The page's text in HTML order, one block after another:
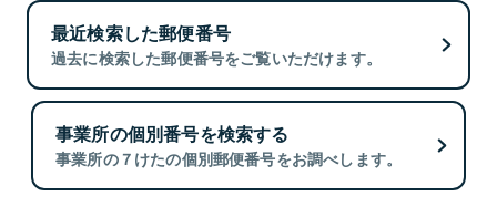
最近検索した郵便番号
過去に検索した郵便番号をご覧いただけます。
事業所の個別番号を検索する
事業所の７けたの個別郵便番号をお調べします。